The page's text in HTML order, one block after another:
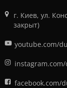
г. Киев, ул.
закрыт)
youtube.com/
facebook.com/